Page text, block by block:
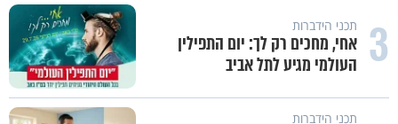
3 תכני הידברות
אחי, מחכים רק לך: יום התפילין
העולמי מגיע לתל אביב
תכני הידברות